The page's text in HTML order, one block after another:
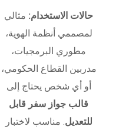
حالات الاستخدام: مثالي
لمصممي أنظمة الهوية،
مطوري البرمجيات،
مدربين القطاع الحكومي،
أو أي شخص يحتاج إلى
قالب جواز سفر قابل
للتعديل. مناسب لاختبار